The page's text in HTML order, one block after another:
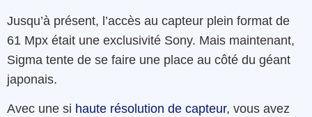
Jusqu’à présent, l’accès au capteur plein format de
61 Mpx était une exclusivité Sony. Mais maintenant,
Sigma tente de se faire une place au côté du géant
japonais.
Avec une si haute résolution de capteur, vous avez